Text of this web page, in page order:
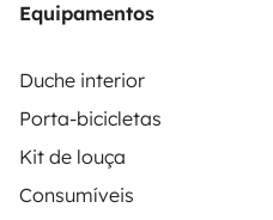
Equipamentos
Duche interior
Porta-bicicletas
Kit de louça
Consumíveis